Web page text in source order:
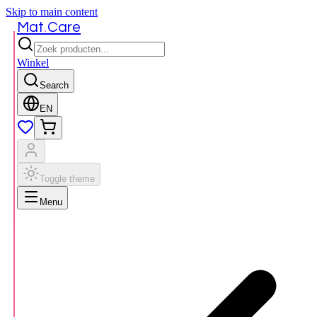
Skip to main content
Mat.Care
Winkel
Search
EN
Toggle theme
Menu